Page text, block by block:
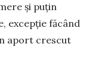
și puțin
excepție fă­când
aport crescut